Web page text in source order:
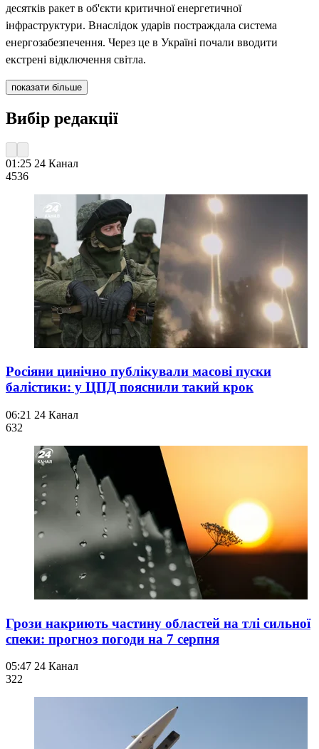
десятків ракет в об'єкти критичної енергетичної
інфраструктури. Внаслідок ударів постраждала система
енергозабезпечення. Через це в Україні почали вводити
екстрені відключення світла.
показати більше
Вибір редакції
01:25 24 Канал
4536
Росіяни цинічно публікували масові пуски
балістики: у ЦПД пояснили такий крок
06:21 24 Канал
632
Грози накриють частину областей на тлі сильної
спеки: прогноз погоди на 7 серпня
05:47 24 Канал
322